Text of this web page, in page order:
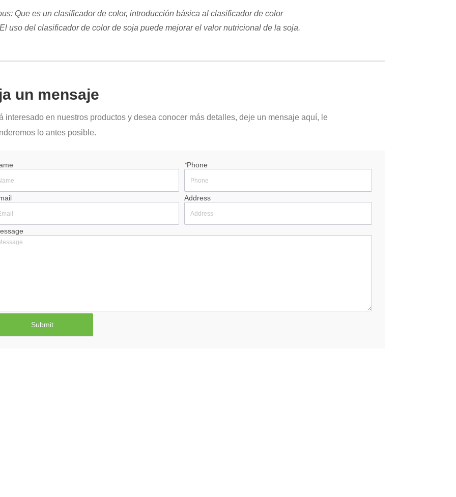
Que es un clasificador de color, introducción básica al clasificador de color
El uso del clasificador de color de soja puede mejorar el valor nutricional de la soja.
un mensaje
interesado en nuestros productos y desea conocer más detalles, deje un mensaje aquí, le
lo antes posible.
*Phone
Address
Submit